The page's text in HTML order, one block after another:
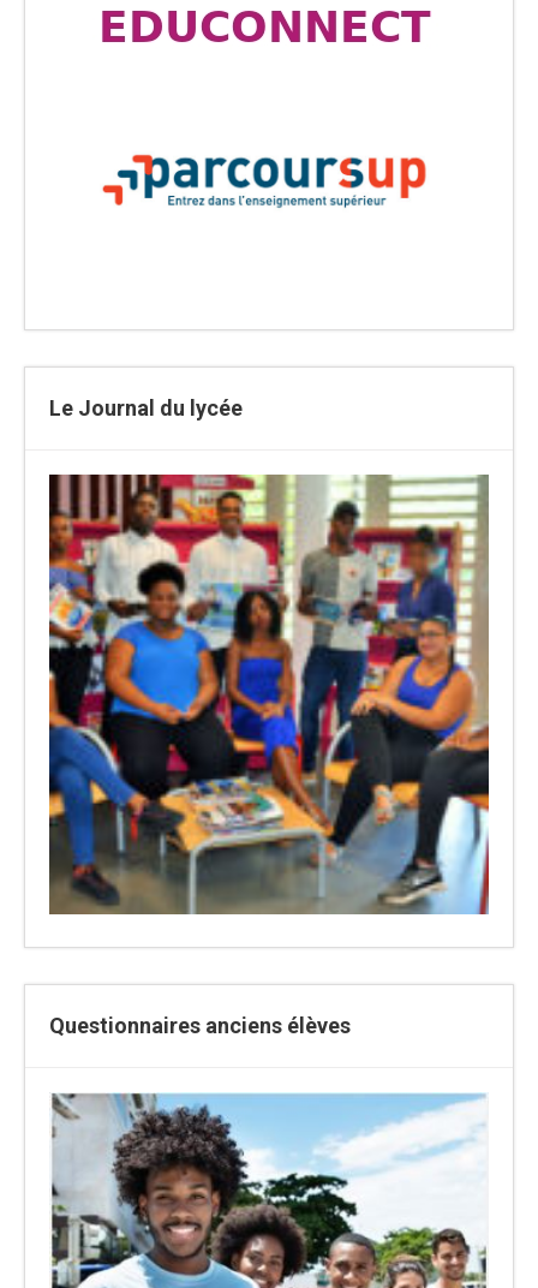
Le Journal du lycée
Questionnaires anciens élèves